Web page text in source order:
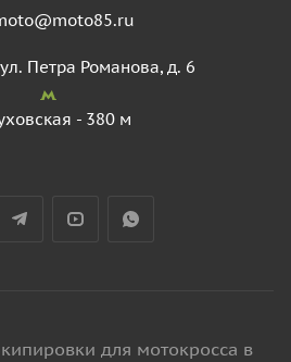
Петра Романова, д. 6
- 380 м
для мотокросса в